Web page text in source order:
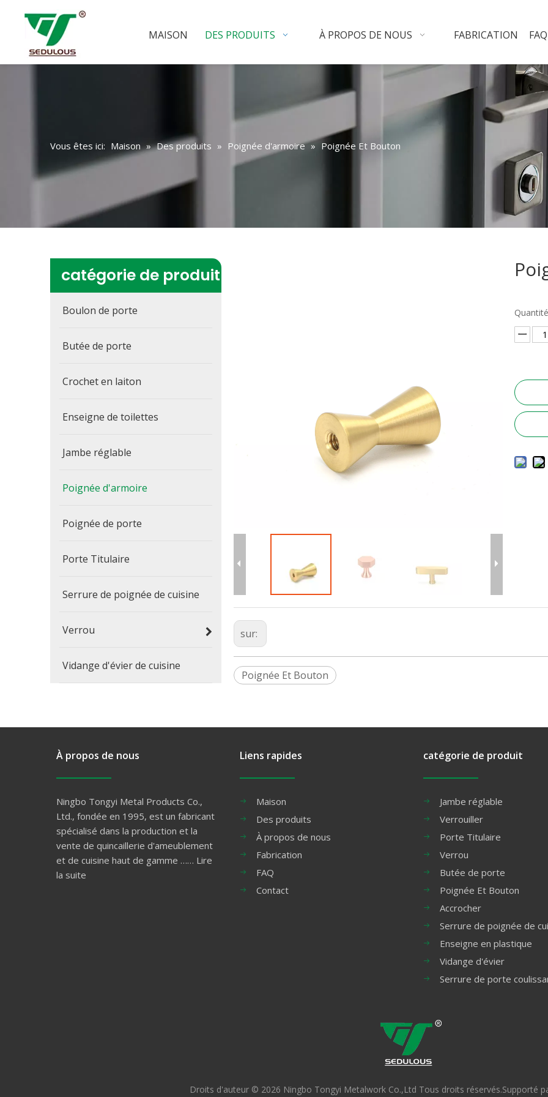
MAISON DES PRODUITS À PROPOS DE NOUS FABRICATION FAQ
Vous êtes ici: Maison » Des produits » Poignée d'armoire » Poignée Et Bouton
catégorie de produit
Boulon de porte
Butée de porte
Crochet en laiton
Enseigne de toilettes
Jambe réglable
Poignée d'armoire
Poignée de porte
Porte Titulaire
Serrure de poignée de cuisine
Verrou
Vidange d'évier de cuisine
sur:
Poignée Et Bouton
À propos de nous
Ningbo Tongyi Metal Products Co.,
Ltd., fondée en 1995, est un fabricant
spécialisé dans la production et la
vente de quincaillerie d'ameublement
et de cuisine haut de gamme …… Lire
la suite
Liens rapides
Maison
Des produits
À propos de nous
Fabrication
FAQ
Contact
catégorie de produit
Jambe réglable
Verrouiller
Porte Titulaire
Verrou
Butée de porte
Poignée Et Bouton
Accrocher
Serrure de poignée de
Enseigne en plastique
Vidange d'évier
Serrure de porte
Droits d'auteur © 2026 Ningbo Tongyi Metalwork Co.,Ltd Tous droits réservés.Supporté